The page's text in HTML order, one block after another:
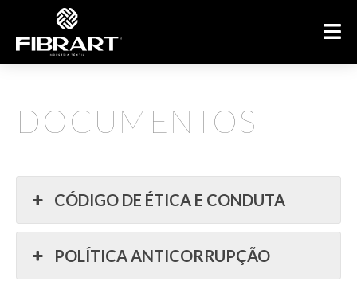
DOCUMENTOS
CÓDIGO DE ÉTICA E CONDUTA
POLÍTICA ANTICORRUPÇÃO